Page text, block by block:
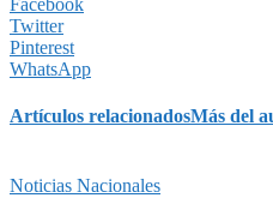
Facebook
Twitter
Pinterest
WhatsApp
Artículos relacionadosMás del
Noticias Nacionales